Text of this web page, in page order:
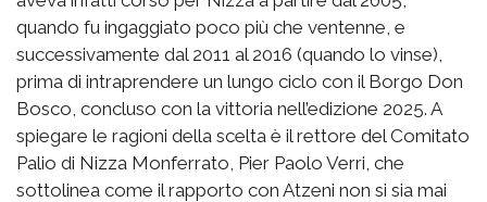
quando fu ingaggiato poco più che ventenne, e
successivamente dal 2011 al 2016 (quando lo vinse),
prima di intraprendere un lungo ciclo con il Borgo Don
Bosco, concluso con la vittoria nell’edizione 2025. A
spiegare le ragioni della scelta è il rettore del Comitato
Palio di Nizza Monferrato, Pier Paolo Verri, che
sottolinea come il rapporto con Atzeni non si sia mai